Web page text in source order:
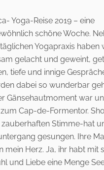
Yoga-Reise 2019 – eine
schöne Woche.
Yogapraxis haben
gelacht und geweint,
tiefe und innige
dabei so wunderbar
Gänsehautmoment war
Cap-de-Formentor.
Stimme-hat
gesungen. Ihre
mein Herz. Ja, ihr habt mit
und Liebe eine Menge